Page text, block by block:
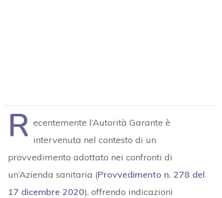
R ecentemente l’Autorità Garante è
intervenuta nel contesto di un
provvedimento adottato nei confronti di
un’Azienda sanitaria (Provvedimento n. 278 del
17 dicembre 2020), offrendo indicazioni